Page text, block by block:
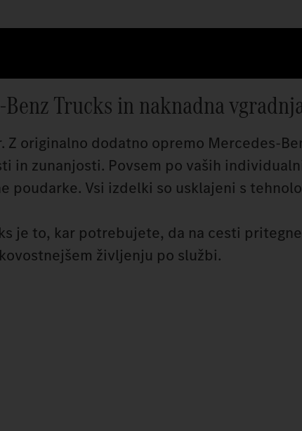
Trucks in naknadna
originalno dodatno opremo
in zunanjosti. Povsem po vaših
poudarke. Vsi izdelki so usklajeni s
je to, kar potrebujete, da na cesti
življenju po službi.